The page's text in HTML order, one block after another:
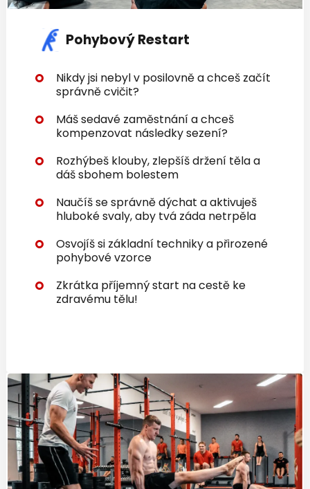
Pohybový Restart
Nikdy jsi nebyl v posilovně a chceš začít
správně cvičit?
Máš sedavé zaměstnání a chceš
kompenzovat následky sezení?
Rozhýbeš klouby, zlepšíš držení těla a
dáš sbohem bolestem
Naučíš se správně dýchat a aktivuješ
hluboké svaly, aby tvá záda netrpěla
Osvojíš si základní techniky a přirozené
pohybové vzorce
Zkrátka příjemný start na cestě ke
zdravému tělu!